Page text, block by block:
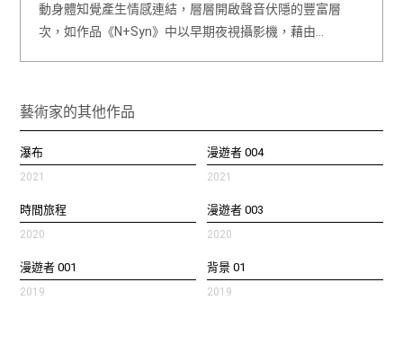
動身體知覺產生情感連結，層層開啟聲音伏隱的豐富層
次，如作品《N+Syn》中以早期夜視攝影機，藉由…
藝術家的其他作品
瀑布
2021
漫遊者 004
2021
時間旅程
2020
漫遊者 003
2020
漫遊者 001
2019
背景 01
2019